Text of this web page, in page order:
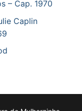
– Cap. 1970
Caplin